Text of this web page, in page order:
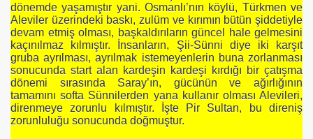
dönemde yaşamıştır yani. Osmanlı’nın köylü, Türkmen ve
Aleviler üzerindeki baskı, zulüm ve kırımın bütün şiddetiyle
devam etmiş olması, başkaldırıların güncel hale gelmesini
kaçınılmaz kılmıştır. İnsanların, Şii-Sünni diye iki karşıt
gruba ayrılması, ayrılmak istemeyenlerin buna zorlanması
sonucunda start alan kardeşin kardeşi kırdığı bir çatışma
dönemi sırasında Saray’ın, gücünün ve ağırlığının
tamamını softa Sünnilerden yana kullanır olması Alevileri,
direnmeye zorunlu kılmıştır. İşte Pir Sultan, bu direniş
zorunluluğu sonucunda doğmuştur.